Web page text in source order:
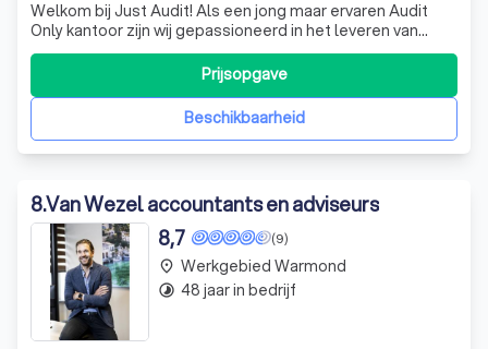
Welkom bij Just Audit! Als een jong maar ervaren Audit
Only kantoor zijn wij gepassioneerd in het leveren van
ongeëvenaarde audit- en assurance-diensten aan onze
diverse klantenkring. Ons team van hoogopgeleide
professionals combineert diepgaande expertise met een
toegewijde klantgerichte aanpak om
Beschikbaarheid
Prijsopgave
8.Van Wezel accountants en adviseurs
(9)
8,7
place Werkgebied Warmond
timelapse 48 jaar in bedrijf